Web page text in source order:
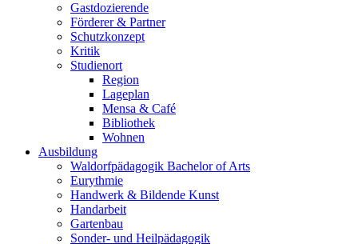
Gastdozierende
Förderer & Partner
Schutzkonzept
Kritik
Studienort
Region
Lageplan
Mensa & Café
Bibliothek
Wohnen
Ausbildung
Waldorfpädagogik Bachelor of Arts
Eurythmie
Handwerk & Bildende Kunst
Handarbeit
Gartenbau
Sonder- und Heilpädagogik